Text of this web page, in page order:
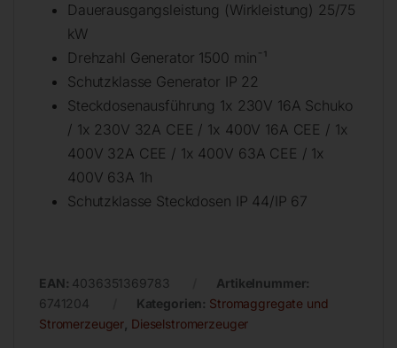
Dauerausgangsleistung (Wirkleistung) 25/75
kW
Drehzahl Generator 1500 min¯¹
Schutzklasse Generator IP 22
Steckdosenausführung 1x 230V 16A Schuko
/ 1x 230V 32A CEE / 1x 400V 16A CEE / 1x
400V 32A CEE / 1x 400V 63A CEE / 1x
400V 63A 1h
Schutzklasse Steckdosen IP 44/IP 67
EAN: 4036351369783
Artikelnummer:
6741204
Kategorien: Stromaggregate und
Stromerzeuger Dieselstromerzeuger